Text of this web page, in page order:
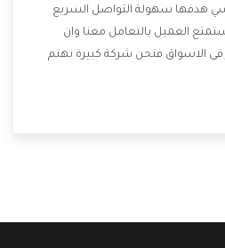
هدفها سهولة التواصل السريع
العميل بالتعامل معنا وان
الاسواق فنحن شركة كبيرة نهتم
الصيانة التى تكون من أهم